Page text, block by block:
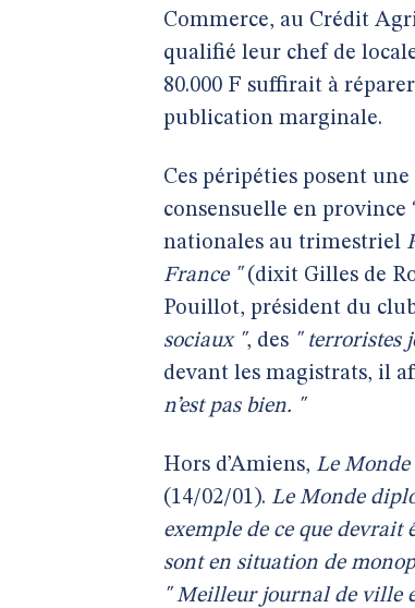
Commerce, au Crédit
qualifié leur chef de
80.000 F suffirait à
publication marginale.
Ces péripéties posent
consensuelle en province
nationales au trimestriel
France "(dixit Gilles de
Pouillot, président du
sociaux ", des " terroristes
devant les magistrats, il
n’est pas bien. "
Hors d’Amiens, Le Monde
(14/02/01). Le Monde
exemple de ce que
sont en situation de
" Meilleur journal de ville